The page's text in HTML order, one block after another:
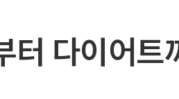
터 다이어